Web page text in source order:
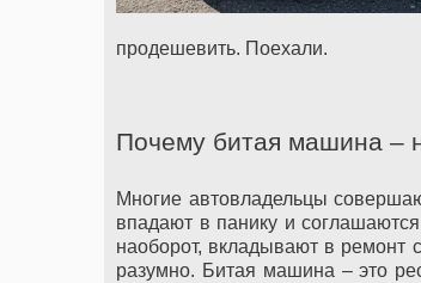
продешевить. Поехали.
Почему битая машина –
Многие автовладельцы
впадают в панику и
наоборот, вкладывают в ремонт
разумно. Битая машина – это